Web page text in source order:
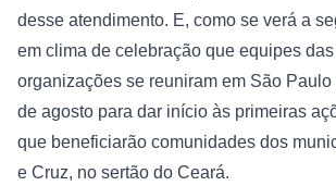
desse atendimento. E, como se verá a
em clima de celebração que equipes
organizações se reuniram em São
de agosto para dar início às primeiras
que beneficiarão comunidades dos
e Cruz, no sertão do Ceará.